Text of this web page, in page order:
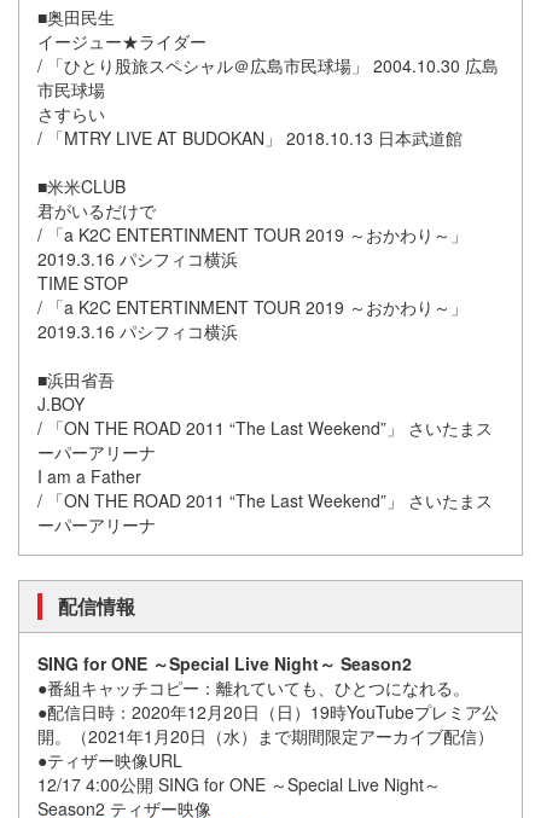
■奥田民生
イージュー★ライダー
/ 「ひとり股旅スペシャル＠広島市民球場」 2004.10.30 広島
市民球場
さすらい
/ 「MTRY LIVE AT BUDOKAN」 2018.10.13 日本武道館
■米米CLUB
君がいるだけで
/ 「a K2C ENTERTINMENT TOUR 2019 ～おかわり～」
2019.3.16 パシフィコ横浜
TIME STOP
/ 「a K2C ENTERTINMENT TOUR 2019 ～おかわり～」
2019.3.16 パシフィコ横浜
■浜田省吾
J.BOY
/ 「ON THE ROAD 2011 “The Last Weekend”」 さいたまス
ーパーアリーナ
I am a Father
/ 「ON THE ROAD 2011 “The Last Weekend”」 さいたまス
ーパーアリーナ
配信情報
SING for ONE ～Special Live Night～ Season2
●番組キャッチコピー：離れていても、ひとつになれる。
●配信日時：2020年12月20日（日）19時YouTubeプレミア公
開。（2021年1月20日（水）まで期間限定アーカイブ配信）
●ティザー映像URL
12/17 4:00公開 SING for ONE ～Special Live Night～
Season2 ティザー映像